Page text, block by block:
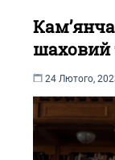
шаховий
24 Лютого,